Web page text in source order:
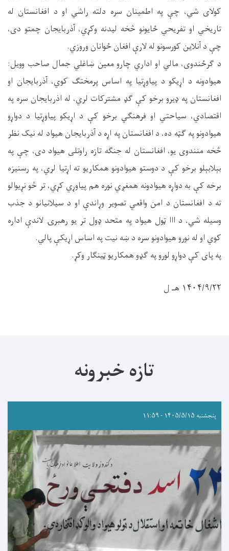
کولای شي، چې په اطمینان سره دلته راشي او د افغانستان له
تاريخي او تفريحي ځايونو څخه لیدنه وکړي، آذربایجان چمتو دی،
چې د آنلاين کورسونو له لارې افغان ځوانان وروزي.
د ګرځندوی، مالي او اداري چارو معين ښاغلي جمال صاحب وویل:
هيوادونه د اړيکو د پياوړتیا په اساس پرمختګ کوي، آذربایجان او
افغانستان په ډیرو برخو کې ګډ مشترکات لري، له اذربایجان سره په
اقتصادي، سیاحتي او فرهنګي برخو کې د اړيکو پياوړتیا د دواړو
هیوادونو په ګټه ده، د افغانستان په اړه د آذربایجان هيواد له نيک نظر
څخه منندوی یو، افغانستان له جنګه تازه راوتلی هيواد دی، چې په
بېلابېلو برخو کې د دوستو هيوادونو همکاريو ته اړتیا لري، په رسنيزه
برخه کې به دواړه هيوادونه همغږي نوره هم پياوړي کړي، تر څو نړیوالو
ته د افغانستان د امن واقعي تصوير وړاندې او د سیلانيانو د جذب
وسیله شي، د ااا ټول هیواد په متحد ډول تر یو رهبرۍ لاندې اداره
کوي او له نورو هيوادونو سره د ښه نیت په اساس اړيکې پالي.
په پای کې دواړو لورو په ګډو همکاریو ټینګار وکړ.
۱۴۰۴/۹/۲۲ هـ ل
تازه خبرونه
پنجشنبه ۱۴۰۵/۵/۱۵ - ۱۱:۵۹